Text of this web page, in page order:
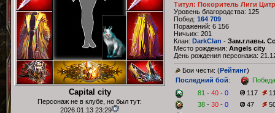
Capital city
Персонаж не в клубе, но был тут:
2026.01.13 23:29
Титул: Покоритель Лиги
Уровень благородства: 125
Побед: 164 709
Поражений: 6 156
Ничьих: 201
Клан: DarkClan - Зам.главы.
Место рождения: Angels city
День рождения персонажа:
Бои чести: (Рейтинг)
Последний бой:
Победа
81 - 40 - 0 117
38 - 30 - 0 47